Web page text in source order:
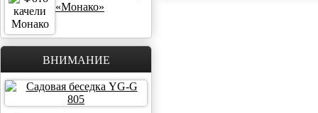
«Монако»
ВНИМАНИЕ